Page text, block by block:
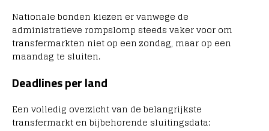
Nationale bonden kiezen er vanwege de
administratieve rompslomp steeds vaker voor om
transfermarkten niet op een zondag, maar op een
maandag te sluiten.
Deadlines per land
Een volledig overzicht van de belangrijkste
transfermarkt en bijbehorende sluitingsdata: